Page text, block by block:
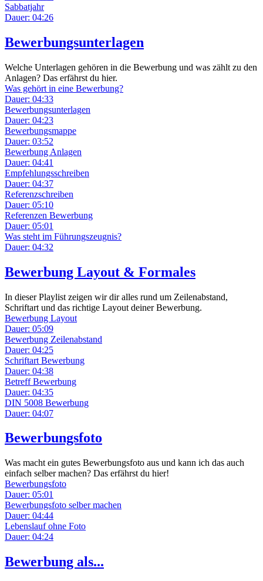
Sabbatjahr
Dauer: 04:26
Bewerbungsunterlagen
Welche Unterlagen gehören in die Bewerbung und was zählt zu den
Anlagen? Das erfährst du hier.
Was gehört in eine Bewerbung?
Dauer: 04:33
Bewerbungsunterlagen
Dauer: 04:23
Bewerbungsmappe
Dauer: 03:52
Bewerbung Anlagen
Dauer: 04:41
Empfehlungsschreiben
Dauer: 04:37
Referenzschreiben
Dauer: 05:10
Referenzen Bewerbung
Dauer: 05:01
Was steht im Führungszeugnis?
Dauer: 04:32
Bewerbung Layout & Formales
In dieser Playlist zeigen wir dir alles rund um Zeilenabstand,
Schriftart und das richtige Layout deiner Bewerbung.
Bewerbung Layout
Dauer: 05:09
Bewerbung Zeilenabstand
Dauer: 04:25
Schriftart Bewerbung
Dauer: 04:38
Betreff Bewerbung
Dauer: 04:35
DIN 5008 Bewerbung
Dauer: 04:07
Bewerbungsfoto
Was macht ein gutes Bewerbungsfoto aus und kann ich das auch
einfach selber machen? Das erfährst du hier!
Bewerbungsfoto
Dauer: 05:01
Bewerbungsfoto selber machen
Dauer: 04:44
Lebenslauf ohne Foto
Dauer: 04:24
Bewerbung als...